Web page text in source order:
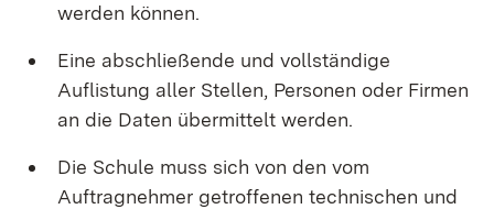
werden können.
Eine abschließende und vollständige
Auflistung aller Stellen, Personen oder Firmen
an die Daten übermittelt werden.
Die Schule muss sich von den vom
Auftragnehmer getroffenen technischen und